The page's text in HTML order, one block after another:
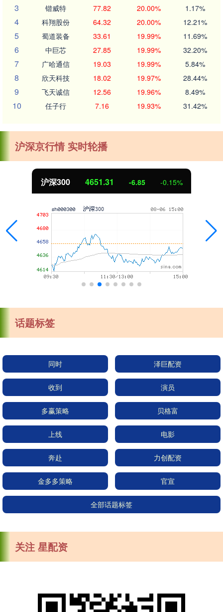
3 锴威特 77.82 20.00% 1.17%
4 科翔股份 64.32 20.00% 12.21%
5 蜀道装备 33.61 19.99% 11.69%
6 中巨芯 27.85 19.99% 32.20%
7 广哈通信 19.03 19.99% 5.84%
8 欣天科技 18.02 19.97% 28.44%
9 飞天诚信 12.56 19.96% 8.49%
10 任子行 7.16 19.93% 31.42%
沪深京行情 实时轮播
沪深300 4651.31 -6.85 -0.15%
话题标签
同时 泽巨配资
收到 演员
多赢策略 贝格富
上线 电影
奔赴 力创配资
金多多策略 官宣
全部话题标签
关注 星配资